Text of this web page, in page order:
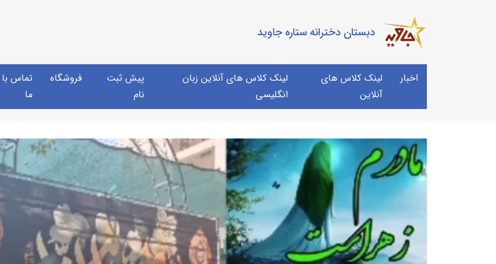
دبستان دخترانه ستاره جاوید
اخبار
لینک کلاس های
آنلاین
لینک کلاس های آنلاین زبان
انگلیسی
پیش ثبت
نام
فروشگاه
تماس با
ما